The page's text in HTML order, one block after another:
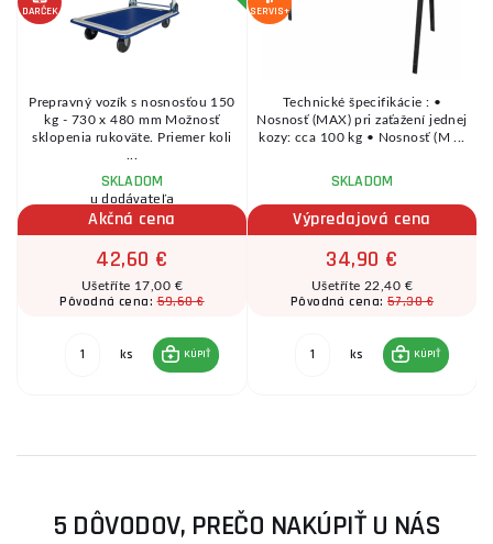
DARČEK
Prepravný vozík s nosnosťou 150
kg - 730 x 480 mm Možnosť
sklopenia rukoväte. Priemer koli
SKLADOM
u dodávateľa
Akčná cena
42,60 €
Ušetříte 17,00 €
Pôvodná cena:59,60 €
ks KÚPIŤ
SERVIS+
Technické špecifikácie : •
Nosnosť (MAX) pri zaťažení jednej
kozy: cca 100 kg • Nosnosť (M ...
SKLADOM
Výpredajová cena
34,90 €
Ušetříte 22,40 €
Pôvodná cena:57,30 €
ks KÚPIŤ
5 DÔVODOV, PREČO NAKÚPIŤ U NÁS